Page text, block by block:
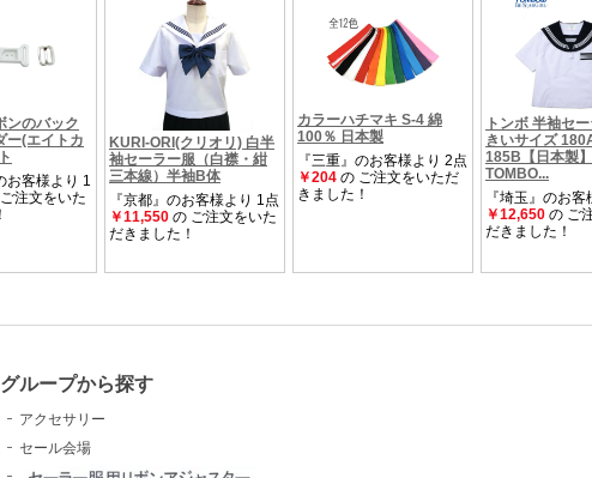
グループから探す
アクセサリー
セール会場